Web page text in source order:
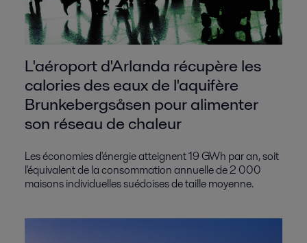
L'aéroport d'Arlanda récupère les
calories des eaux de l'aquifère
Brunkebergsåsen pour alimenter
son réseau de chaleur
Les économies d'énergie atteignent 19 GWh par an, soit
l'équivalent de la consommation annuelle de 2 000
maisons individuelles suédoises de taille moyenne.